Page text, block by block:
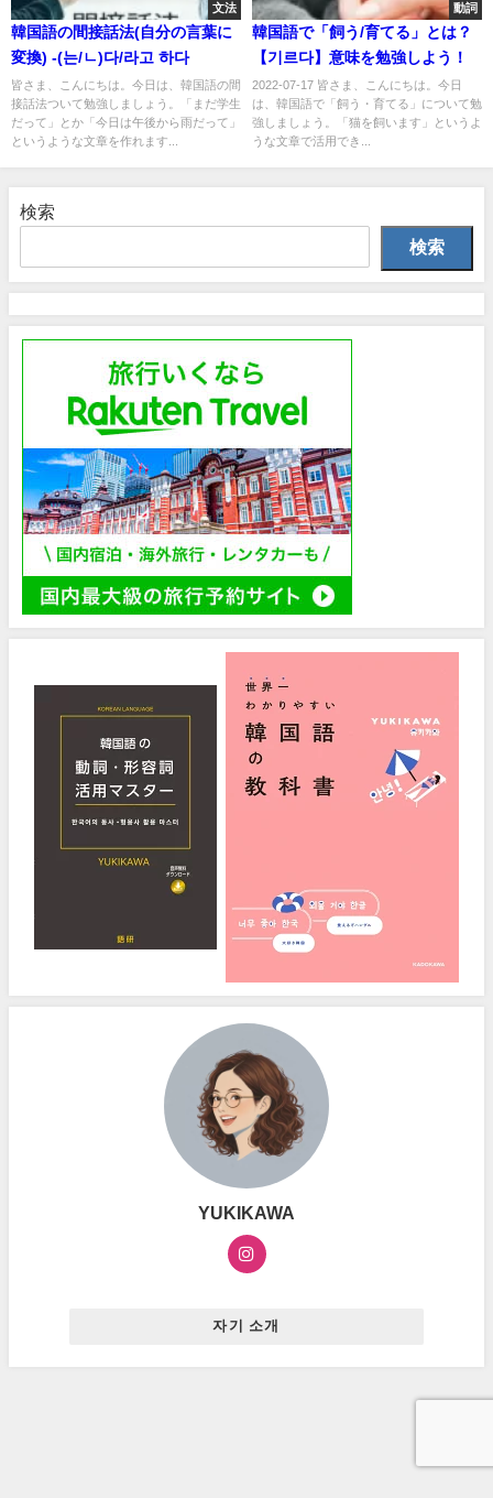
文法
韓国語の間接話法(自分の言葉に
変換) -(는/ㄴ)다/라고 하다
皆さま、こんにちは。今日は、韓国語の間
接話法ついて勉強しましょう。「まだ学生
だって」とか「今日は午後から雨だって」
というような文章を作れます...
動詞
韓国語で「飼う/育てる」とは？
【기르다】意味を勉強しよう！
2022-07-17 皆さま、こんにちは。今日
は、韓国語で「飼う・育てる」について勉
強しましょう。「猫を飼います」というよ
うな文章で活用でき...
検索
検索
YUKIKAWA
자기 소개